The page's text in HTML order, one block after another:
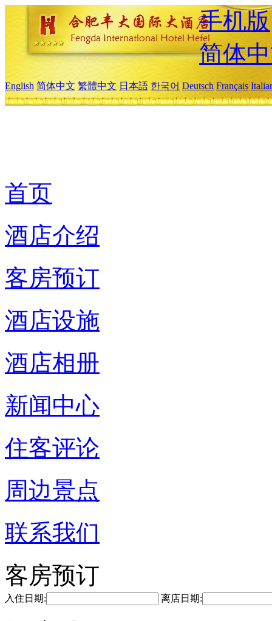
手机版
简体
English 简体中文 繁體中文 日本語 한국어 Deutsch Français
首页
酒店介绍
客房预订
酒店设施
酒店相册
新闻中心
住客评论
周边景点
联系我们
客房预订
入住日期: 离店日期: